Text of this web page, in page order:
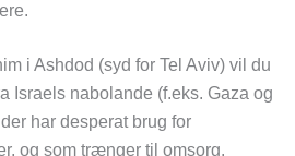
i Ashdod (syd for Tel Aviv) vil du
Israels nabolande (f.eks. Gaza og
har desperat brug for
og som trænger til omsorg.